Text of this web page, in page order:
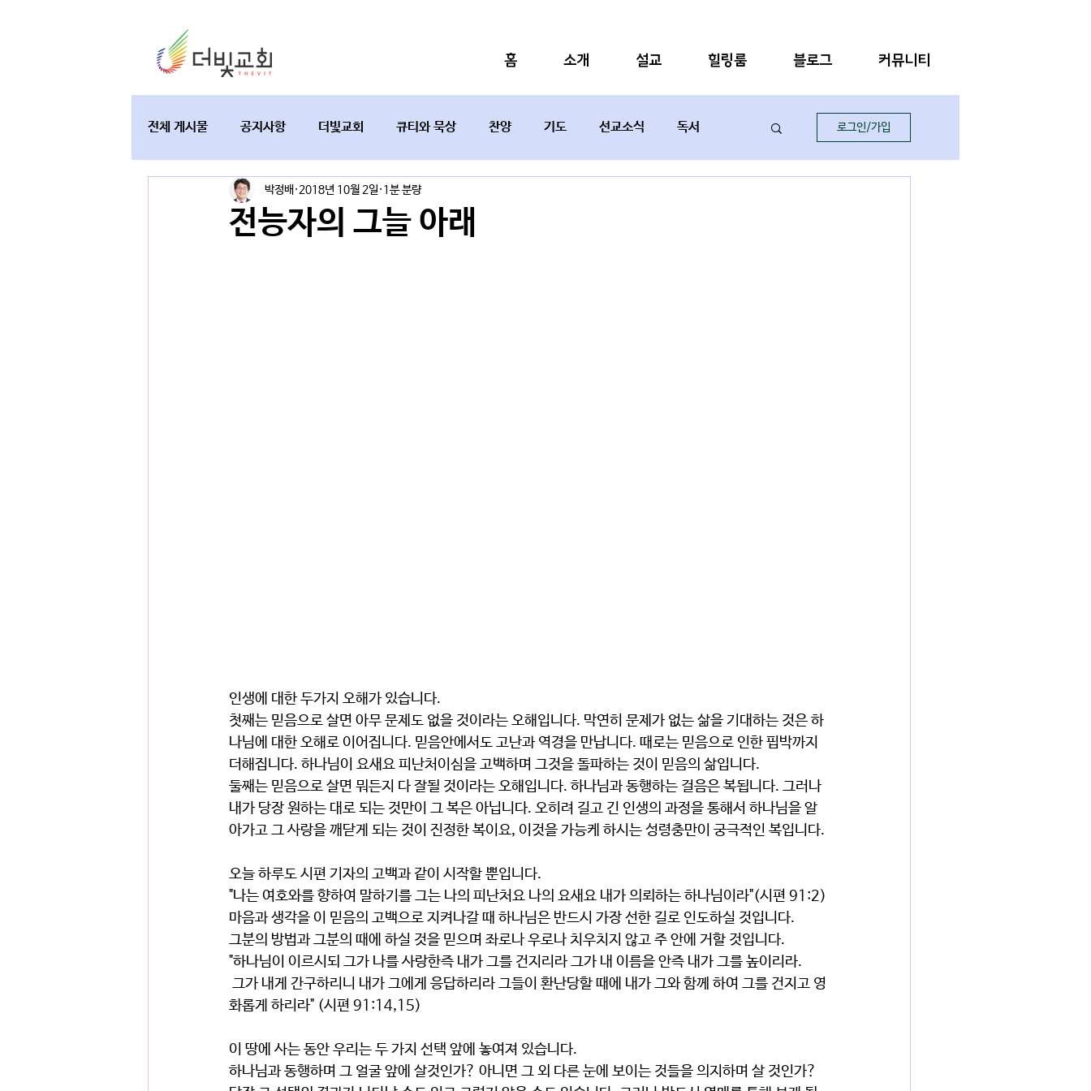
홈 소개 설교 힐링룸 블로그 커뮤니티
전체 게시물 공지사항 더빛교회 큐티와 묵상 찬양 기도 선교소식 독서
교육과 테필린 토요가정예배 설교요약
로그인/가입
전능자의 그늘 아래
박정배 2018년 10월 2일 1분 분량
인생에 대한 두가지 오해가 있습니다.
첫째는 믿음으로 살면 아무 문제도 없을 것이라는 오해입니다. 막연히 문제가 없는 삶을 기대하는 것은 하
나님에 대한 오해로 이어집니다. 믿음안에서도 고난과 역경을 만납니다. 때로는 믿음으로 인한 핍박까지
더해집니다. 하나님이 요새요 피난처이심을 고백하며 그것을 돌파하는 것이 믿음의 삶입니다.
둘째는 믿음으로 살면 뭐든지 다 잘될 것이라는 오해입니다. 하나님과 동행하는 걸음은 복됩니다. 그러나
내가 당장 원하는 대로 되는 것만이 그 복은 아닙니다. 오히려 길고 긴 인생의 과정을 통해서 하나님을 알
아가고 그 사랑을 깨닫게 되는 것이 진정한 복이요, 이것을 가능케 하시는 성령충만이 궁극적인 복입니다.
오늘 하루도 시편 기자의 고백과 같이 시작할 뿐입니다.
"나는 여호와를 향하여 말하기를 그는 나의 피난처요 나의 요새요 내가 의뢰하는 하나님이라"(시편 91:2)
마음과 생각을 이 믿음의 고백으로 지켜나갈 때 하나님은 반드시 가장 선한 길로 인도하실 것입니다.
그분의 방법과 그분의 때에 하실 것을 믿으며 좌로나 우로나 치우치지 않고 주 안에 거할 것입니다.
"하나님이 이르시되 그가 나를 사랑한즉 내가 그를 건지리라 그가 내 이름을 안즉 내가 그를 높이리라.
화롭게 하리라" (시편 91:14,15)
이 땅에 사는 동안 우리는 두 가지 선택 앞에 놓여져 있습니다.
하나님과 동행하며 그 얼굴 앞에 살것인가? 아니면 그 외 다른 눈에 보이는 것들을 의지하며 살 것인가?